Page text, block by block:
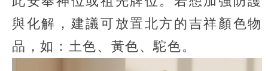
與化解，建議可放置北方的吉祥顏色物
品，如：土色、黃色、駝色。